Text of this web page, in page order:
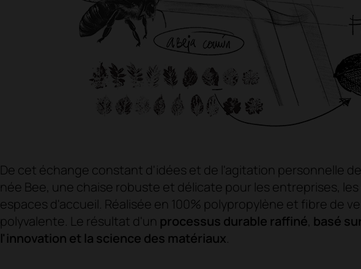
De cet échange constant d'idées et de l'agitation personnelle
née Bee, une chaise robuste et délicate pour les entreprises,
espaces d'accueil. Réalisée en 100% polypropylène et fibre de
polyvalente. Le résultat d'un processus durable raffiné, basé
l'innovation et la science des matériaux.